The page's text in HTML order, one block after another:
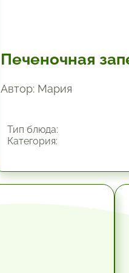
Печеночная
Автор: Мария
Тип блюда:
Категория: